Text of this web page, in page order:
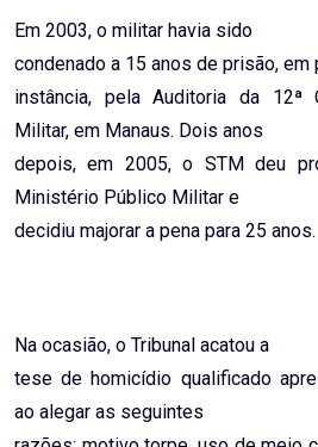
Em 2003, o militar havia sido
condenado a 15 anos de prisão, em
instância, pela Auditoria da 12ª
Militar, em Manaus. Dois anos
depois, em 2005, o STM deu
Ministério Público Militar e
decidiu majorar a pena para 25 anos.
Na ocasião, o Tribunal acatou a
tese de homicídio qualificado
ao alegar as seguintes